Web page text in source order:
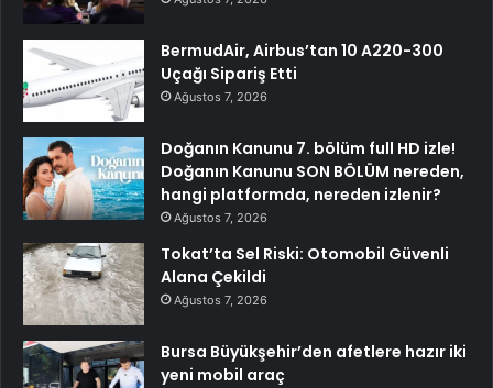
BermudAir, Airbus’tan 10 A220-300
Uçağı Sipariş Etti
Ağustos 7, 2026
Doğanın Kanunu 7. bölüm full HD izle!
Doğanın Kanunu SON BÖLÜM nereden,
hangi platformda, nereden izlenir?
Ağustos 7, 2026
Tokat’ta Sel Riski: Otomobil Güvenli
Alana Çekildi
Ağustos 7, 2026
Bursa Büyükşehir’den afetlere hazır iki
yeni mobil araç